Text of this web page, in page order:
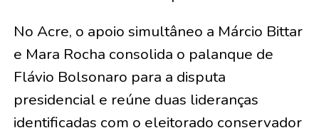
No Acre, o apoio simultâneo a Márcio Bittar
e Mara Rocha consolida o palanque de
Flávio Bolsonaro para a disputa
presidencial e reúne duas lideranças
identificadas com o eleitorado conservador